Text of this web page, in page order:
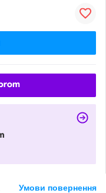
Умови повернення